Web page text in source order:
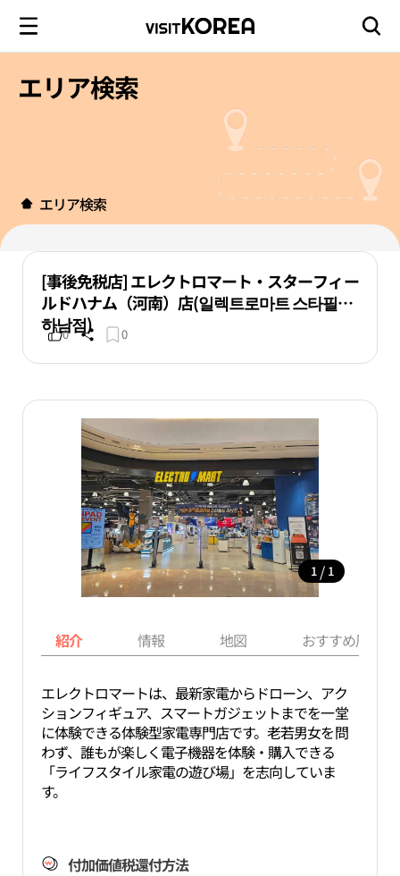
エリア検索
エリア検索
[事後免税店] エレクトロマート・スターフィー
ルドハナム（河南）店(일렉트로마트 스타필드
하남점)
0 0
1 / 1
紹介 情報 地図 おすすめ周辺
エレクトロマートは、最新家電からドローン、アク
ションフィギュア、スマートガジェットまでを一堂
に体験できる体験型家電専門店です。老若男女を問
わず、誰もが楽しく電子機器を体験・購入できる
「ライフスタイル家電の遊び場」を志向していま
す。
付加価値税還付方法